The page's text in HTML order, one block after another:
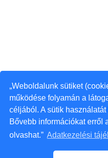
„Weboldalunk sütiket
működése folyamán a
céljából. A sütik
Bővebb információkat erről
olvashat.” Adatkezelési